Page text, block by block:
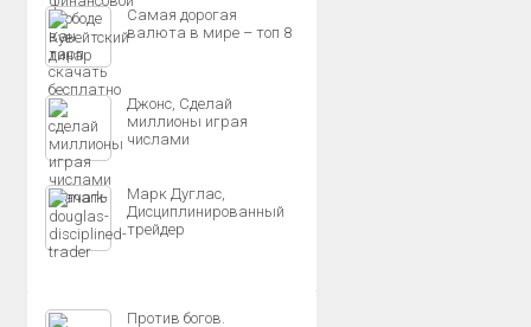
Самая дорогая
валюта в мире – топ 8
Джонс, Сделай
миллионы играя
числами
Марк Дуглас,
Дисциплинированный
трейдер
Против богов.